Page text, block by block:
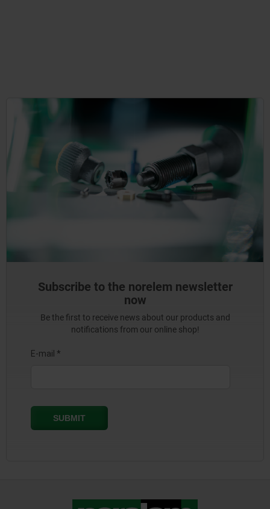
Subscribe to the norelem newsletter
now
Be the first to receive news about our products and
notifications from our online shop!